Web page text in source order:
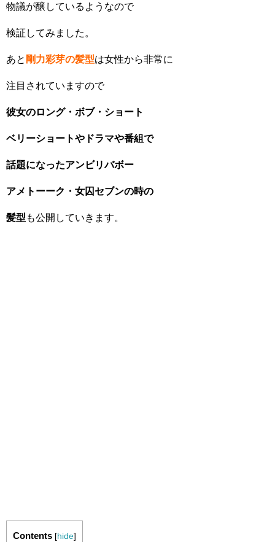
物議が醸しているようなので
検証してみました。
あと 剛力彩芽の髪型は女性から非常に
注目されていますので
彼女のロング・ボブ・ショート
ベリーショートやドラマや番組で
話題になったアンビリバボー
アメトーーク・女囚セブンの時の
髪型 も公開していきます。
Contents [hide]